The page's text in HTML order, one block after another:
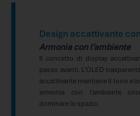
Design accattivante
Armonia con l’ambiente
Il concetto di display
passo avanti. L’OLED
accattivante mantiene il tono e
armonia con l’ambiente
dominare lo spazio.